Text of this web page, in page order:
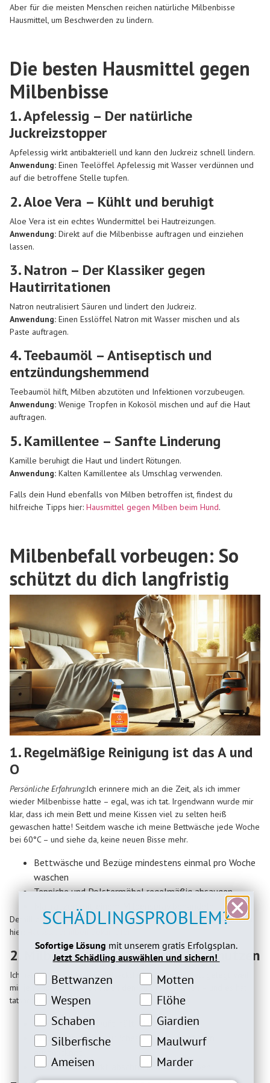
Aber für die meisten Menschen reichen natürliche Milbenbisse
Hausmittel, um Beschwerden zu lindern.
Die besten Hausmittel gegen
Milbenbisse
1. Apfelessig – Der natürliche
Juckreizstopper
Apfelessig wirkt antibakteriell und kann den Juckreiz schnell lindern.
Anwendung: Einen Teelöffel Apfelessig mit Wasser verdünnen und
auf die betroffene Stelle tupfen.
2. Aloe Vera – Kühlt und beruhigt
Aloe Vera ist ein echtes Wundermittel bei Hautreizungen.
Anwendung: Direkt auf die Milbenbisse auftragen und einziehen
lassen.
3. Natron – Der Klassiker gegen
Hautirritationen
Natron neutralisiert Säuren und lindert den Juckreiz.
Anwendung: Einen Esslöffel Natron mit Wasser mischen und als
Paste auftragen.
4. Teebaumöl – Antiseptisch und
entzündungshemmend
Teebaumöl hilft, Milben abzutöten und Infektionen vorzubeugen.
Anwendung: Wenige Tropfen in Kokosöl mischen und auf die Haut
auftragen.
5. Kamillentee – Sanfte Linderung
Kamille beruhigt die Haut und lindert Rötungen.
Anwendung: Kalten Kamillentee als Umschlag verwenden.
Falls dein Hund ebenfalls von Milben betroffen ist, findest du
hilfreiche Tipps hier: Hausmittel gegen Milben beim Hund.
Milbenbefall vorbeugen: So
schützt du dich langfristig
1. Regelmäßige Reinigung ist das A und
O
Persönliche Erfahrung:Ich erinnere mich an die Zeit, als ich immer
wieder Milbenbisse hatte – egal, was ich tat. Irgendwann wurde mir
klar, dass ich mein Bett und meine Kissen viel zu selten heiß
gewaschen hatte! Seitdem wasche ich meine Bettwäsche jede Woche
bei 60°C – und siehe da, keine neuen Bisse mehr.
Bettwäsche und Bezüge mindestens einmal pro Woche
waschen
Teppiche und Polstermöbel regelmäßig absaugen
Detaillierte Tipps zur Bekämpfung von Hausstaubmilben findest du
hier:
2. Milbenabwehrende Hausmittel nutzen
Ich habe früher oft Lavendelsäckchen unter mein Bett gelegt, weil
mir jemand sagte, dass Milben den Duft nicht mögen – und es hat
tatsächlich geholfen!
Lavendel:Der Duft hält Milben fern
Kieselgur:Ein natürliches Pulver, das Milben
Zedernholz:Wirkt abschreckend auf Milben
SCHÄDLINGSPROBLEM?
Sofortige Lösung mit unserem gratis Erfolgsplan.
Jetzt Schädling auswählen und sichern!
Bettwanzeninteresse
Bettwanzen Motteninteresse
Motten
Wespeninteresse
Wespen Flöheinteresse
Flöhe
Schabeninteresse
Schaben Giardien Interesse
Giardien
Silberfische Interesse
Silberfische Maulwurfinteresse
Maulwurf
Ameiseninteresse
Ameisen Marderinteresse
Marder